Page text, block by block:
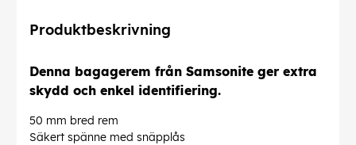
Produktbeskrivning
Denna bagagerem från Samsonite ger extra
skydd och enkel identifiering.
50 mm bred rem
Säkert spänne med snäpplås